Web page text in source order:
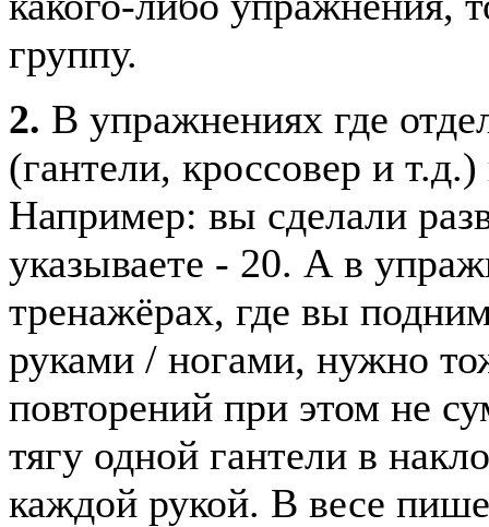
группу.
2. В упражнениях где
(гантели, кроссовер и
Например: вы сделали
указываете - 20. А в
тренажёрах, где вы
руками / ногами, нужно
повторений при этом не
тягу одной гантели в
каждой рукой. В весе